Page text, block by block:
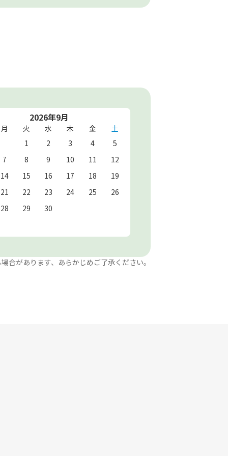
2026年9月
月 火 水 木 金
土
1
2 3 4
5
7 8 9 10 11
12
14 15 16 17 18
19
21 22 23 24 25
26
28 29 30
合があります、あらかじめご了承ください。